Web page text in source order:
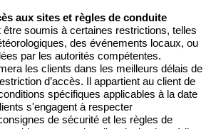
ne peut être utilisé qu’une seule fois
spécifique. Toute prestation
utilisée ou non consommée sera
intégralement réalisée.
des bons cadeaux
non utilisés dans leur période de
seront considérés comme
aux sites et règles de conduite
être soumis à certaines restrictions, telles
des événements locaux, ou
par les autorités compétentes.
les clients dans les meilleurs délais de
d’accès. Il appartient au client de
spécifiques applicables à la date
s'engagent à respecter
de sécurité et les règles de